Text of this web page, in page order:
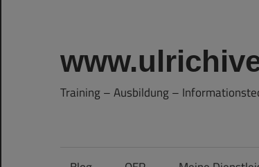
Training – Ausbildung –